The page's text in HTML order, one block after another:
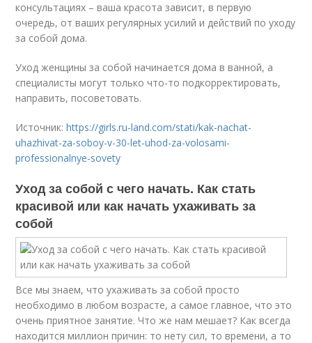
консультациях – ваша красота зависит, в первую
очередь, от ваших регулярных усилий и действий по уходу
за собой дома.
Уход женщины за собой начинается дома в ванной, а
специалисты могут только что-то подкорректировать,
направить, посоветовать.
Источник:https://girls.ru-land.com/stati/kak-nachat-
uhazhivat-za-soboy-v-30-let-uhod-za-volosami-
professionalnye-sovety
Уход за собой с чего начать. Как стать
красивой или как начать ухаживать за
собой
Все мы знаем, что ухаживать за собой просто
необходимо в любом возрасте, а самое главное, что это
очень приятное занятие. Что же нам мешает? Как всегда
находится миллион причин: то нету сил, то времени, а то